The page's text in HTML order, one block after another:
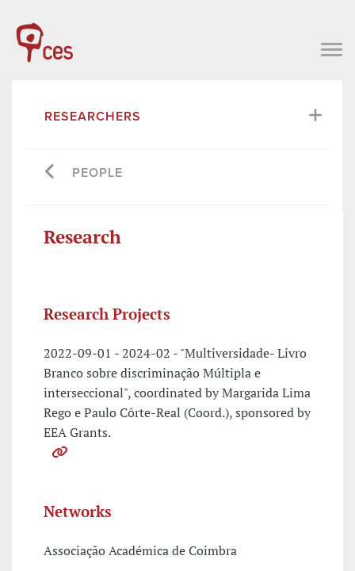
RESEARCHERS
PEOPLE
Research
Research Projects
2022-09-01 - 2024-02 - "Multiversidade- Livro
Branco sobre discriminação Múltipla e
interseccional", coordinated by Margarida Lima
Rego e Paulo Côrte-Real (Coord.), sponsored by
EEA Grants.
Networks
Associação Académica de Coimbra